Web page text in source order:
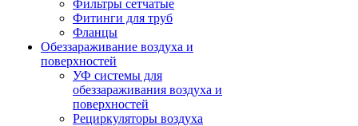
Фильтры сетчатые
Фитинги для труб
Фланцы
Обеззараживание воздуха и
поверхностей
УФ системы для
обеззараживания воздуха и
поверхностей
Рециркуляторы воздуха